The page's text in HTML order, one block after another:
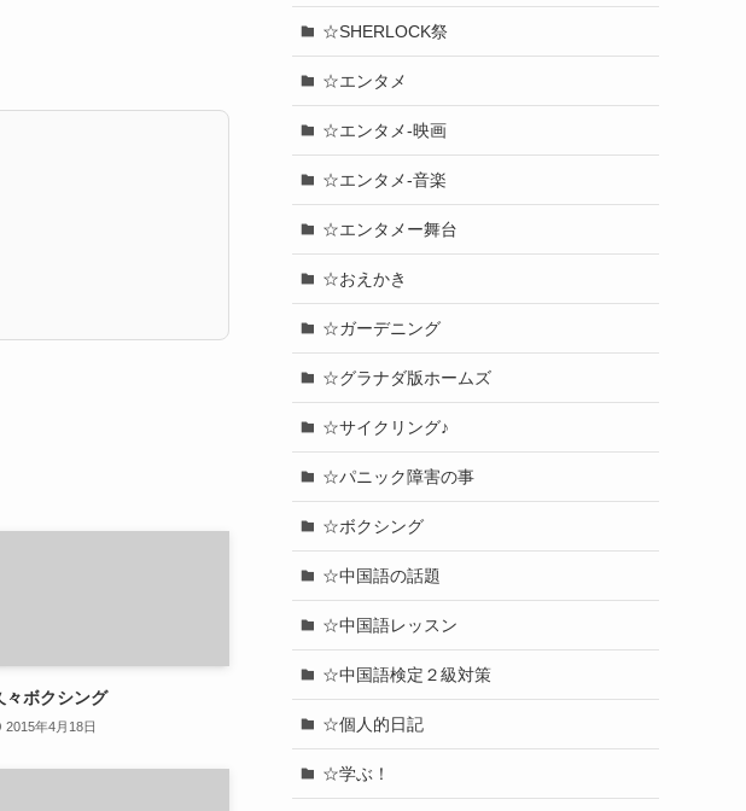
々ボクシング
2015年4月18日
☆SHERLOCK祭
☆エンタメ
☆エンタメ-映画
☆エンタメ-音楽
☆エンタメー舞台
☆おえかき
☆ガーデニング
☆グラナダ版ホームズ
☆サイクリング♪
☆パニック障害の事
☆ボクシング
☆中国語の話題
☆中国語レッスン
☆中国語検定２級対策
☆個人的日記
☆学ぶ！